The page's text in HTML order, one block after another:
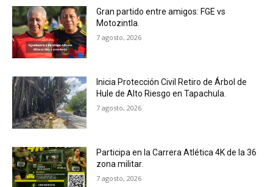
Gran partido entre amigos: FGE vs
Motozintla.
7 agosto, 2026
Inicia Protección Civil Retiro de Árbol de
Hule de Alto Riesgo en Tapachula.
7 agosto, 2026
Participa en la Carrera Atlética 4K de la 36
zona militar.
7 agosto, 2026